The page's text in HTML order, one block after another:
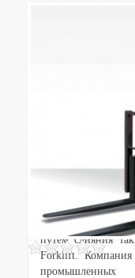
Корпорация
путем слияния
Forklift. Компания